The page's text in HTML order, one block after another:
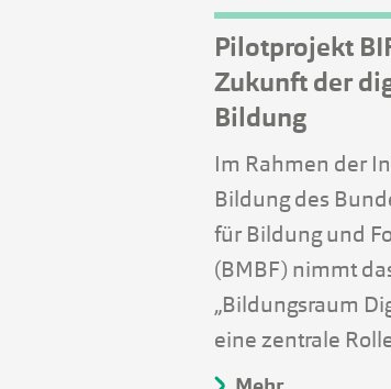
Pilotprojekt
Zukunft der
Bildung
Im Rahmen der
Bildung des
für Bildung und
(BMBF) nimmt
„Bildungsraum
eine zentrale